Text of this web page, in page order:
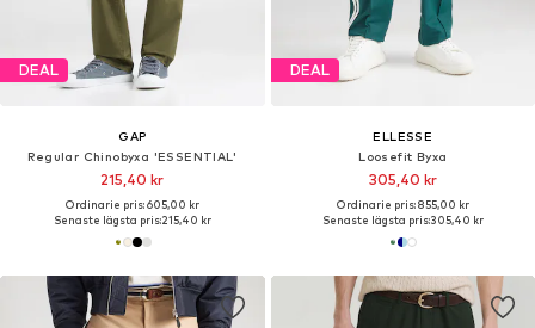
DEAL
GAP
Regular Chinobyxa 'ESSENTIAL'
215,40 kr
Ordinarie pris: 605,00 kr
Senaste lägsta pris:215,40 kr
DEAL
ELLESSE
Loosefit Byxa
305,40 kr
Ordinarie pris: 855,00 kr
Senaste lägsta pris:305,40 kr